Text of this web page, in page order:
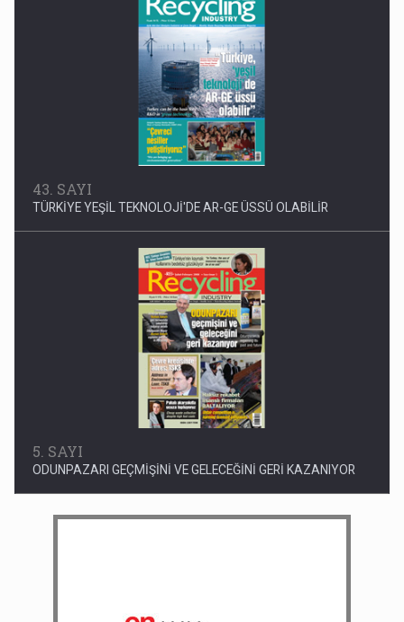
43. SAYI
TÜRKİYE YEŞİL TEKNOLOJİ'DE AR-GE ÜSSÜ OLABİLİR
5. SAYI
ODUNPAZARI GEÇMİŞİNİ VE GELECEĞİNİ GERİ KAZANIYOR